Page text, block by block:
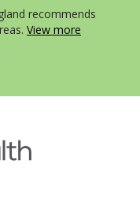
recommends
View more
menu